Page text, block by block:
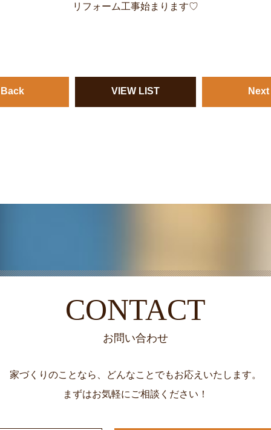
リフォーム工事始まります♡
VIEW LIST Next
CONTACT
お問い合わせ
家づくりのことなら、どんなことでもお応えいたします。
まずはお気軽にご相談ください！